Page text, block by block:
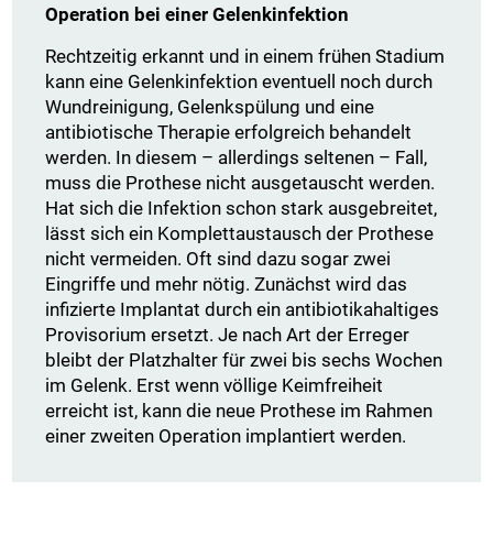
Operation bei einer Gelenkinfektion
Rechtzeitig erkannt und in einem frühen Stadium
kann eine Gelenkinfektion eventuell noch durch
Wundreinigung, Gelenkspülung und eine
antibiotische Therapie erfolgreich behandelt
werden. In diesem – allerdings seltenen – Fall,
muss die Prothese nicht ausgetauscht werden.
Hat sich die Infektion schon stark ausgebreitet,
lässt sich ein Komplettaustausch der Prothese
nicht vermeiden. Oft sind dazu sogar zwei
Eingriffe und mehr nötig. Zunächst wird das
infizierte Implantat durch ein antibiotikahaltiges
Provisorium ersetzt. Je nach Art der Erreger
bleibt der Platzhalter für zwei bis sechs Wochen
im Gelenk. Erst wenn völlige Keimfreiheit
erreicht ist, kann die neue Prothese im Rahmen
einer zweiten Operation implantiert werden.